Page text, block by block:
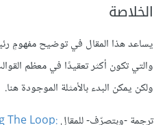
الخلاصة
يساعد هذا المقال في توضيح مفهومٍ
والتي تكون أكثر تعقيدًا في معظم
ولكن يمكن البدء بالأمثلة الموجودة هنا.